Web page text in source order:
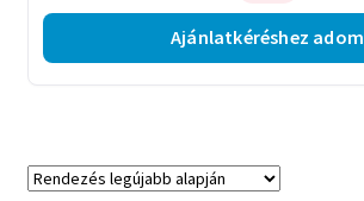
Ajánlatkéréshez adom